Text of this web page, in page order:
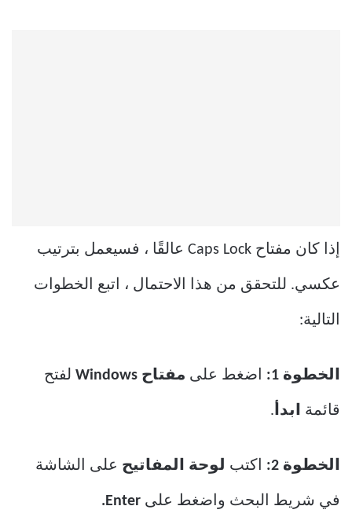
إذا كان مفتاح Caps Lock عالقًا ، فسيعمل بترتيب
عكسي. للتحقق من هذا الاحتمال ، اتبع الخطوات
التالية:
الخطوة 1: اضغط على مفتاح Windows لفتح
قائمة ابدأ.
الخطوة 2: اكتب لوحة المفاتيح على الشاشة
في شريط البحث واضغط على Enter.